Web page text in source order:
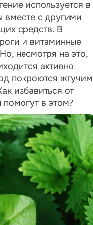
используется в
вместе с другими
средств. В
и витаминные
несмотря на это,
активно
покроются
избавиться от
помогут в этом?